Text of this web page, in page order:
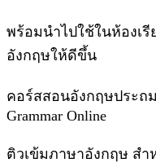
พร้อมนำไปใช้ในห้องเ
อังกฤษให้ดีขึ้น
คอร์สสอนอังกฤษประถ
Grammar Online
ติวเข้มภาษาอังกฤษ​ สำ